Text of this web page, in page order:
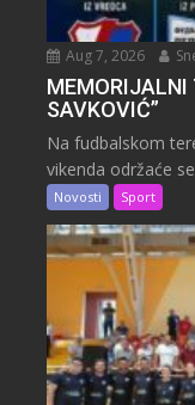
Aug 7, 2026
MEMORIJALNI
SAVKOVIĆ”
Na fudbalskom
vikenda održaće
Novosti Sport